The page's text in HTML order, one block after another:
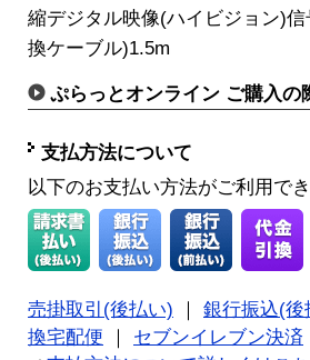
縮デジタル映像(ハイビジョン)
換ケーブル)1.5m
ぷらっとオンライン ご購入の
支払方法について
以下のお支払い方法がご利用で
売掛取引(後払い)
銀行振込(後
換宅配便
セブンイレブン決済